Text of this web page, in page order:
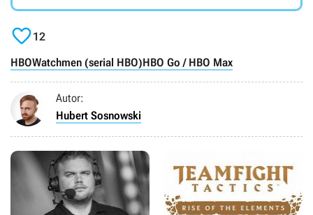
12
HBOWatchmen (serial HBO)HBO Go / HBO Max
Autor:
Hubert Sosnowski